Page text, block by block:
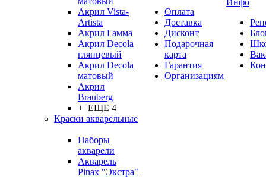
Акрил Vista-
Artista
Акрил Гамма
Акрил Decola
глянцевый
Акрил Decola
матовый
Акрил
Brauberg
+ ЕЩЕ 4
Краски акварельные
Наборы
акварели
Акварель
Pinax "Экстра"
Оплата
Доставка
Дисконт
Подарочная
карта
Гарантия
Организациям
Инфо